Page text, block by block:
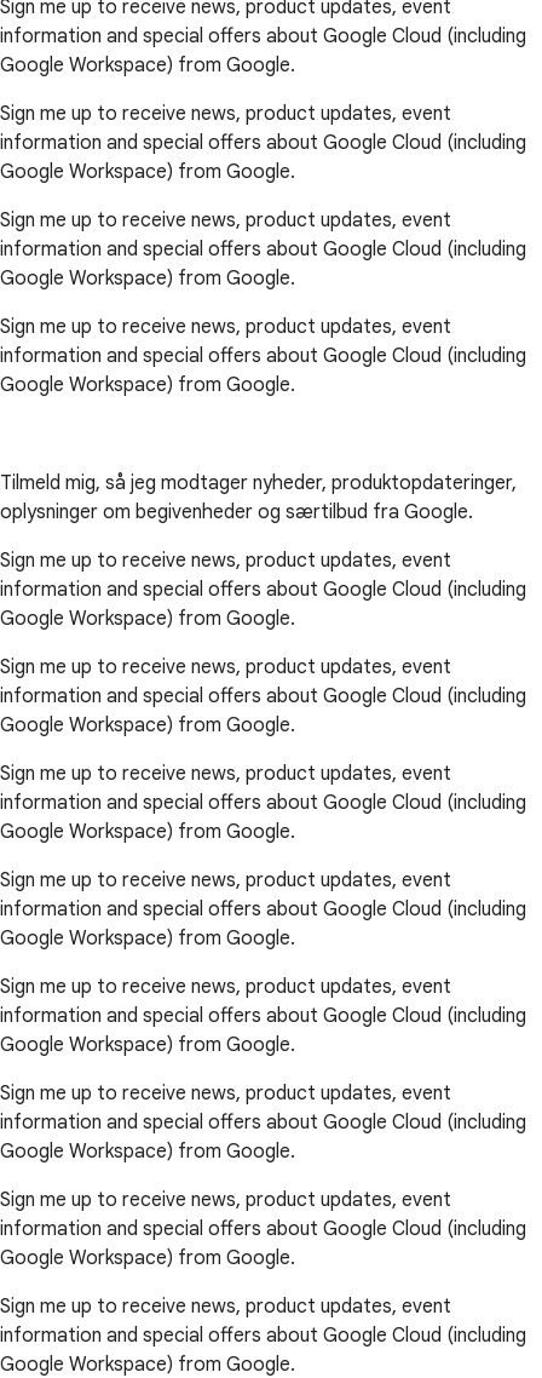
Sign me up to receive news, product updates, event
information and special offers about Google Cloud (including
Google Workspace) from Google.
Sign me up to receive news, product updates, event
information and special offers about Google Cloud (including
Google Workspace) from Google.
Sign me up to receive news, product updates, event
information and special offers about Google Cloud (including
Google Workspace) from Google.
Sign me up to receive news, product updates, event
information and special offers about Google Cloud (including
Google Workspace) from Google.
Tilmeld mig, så jeg modtager nyheder, produktopdateringer,
oplysninger om begivenheder og særtilbud fra Google.
Sign me up to receive news, product updates, event
information and special offers about Google Cloud (including
Google Workspace) from Google.
Sign me up to receive news, product updates, event
information and special offers about Google Cloud (including
Google Workspace) from Google.
Sign me up to receive news, product updates, event
information and special offers about Google Cloud (including
Google Workspace) from Google.
Sign me up to receive news, product updates, event
information and special offers about Google Cloud (including
Google Workspace) from Google.
Sign me up to receive news, product updates, event
information and special offers about Google Cloud (including
Google Workspace) from Google.
Sign me up to receive news, product updates, event
information and special offers about Google Cloud (including
Google Workspace) from Google.
Sign me up to receive news, product updates, event
information and special offers about Google Cloud (including
Google Workspace) from Google.
Sign me up to receive news, product updates, event
information and special offers about Google Cloud (including
Google Workspace) from Google.